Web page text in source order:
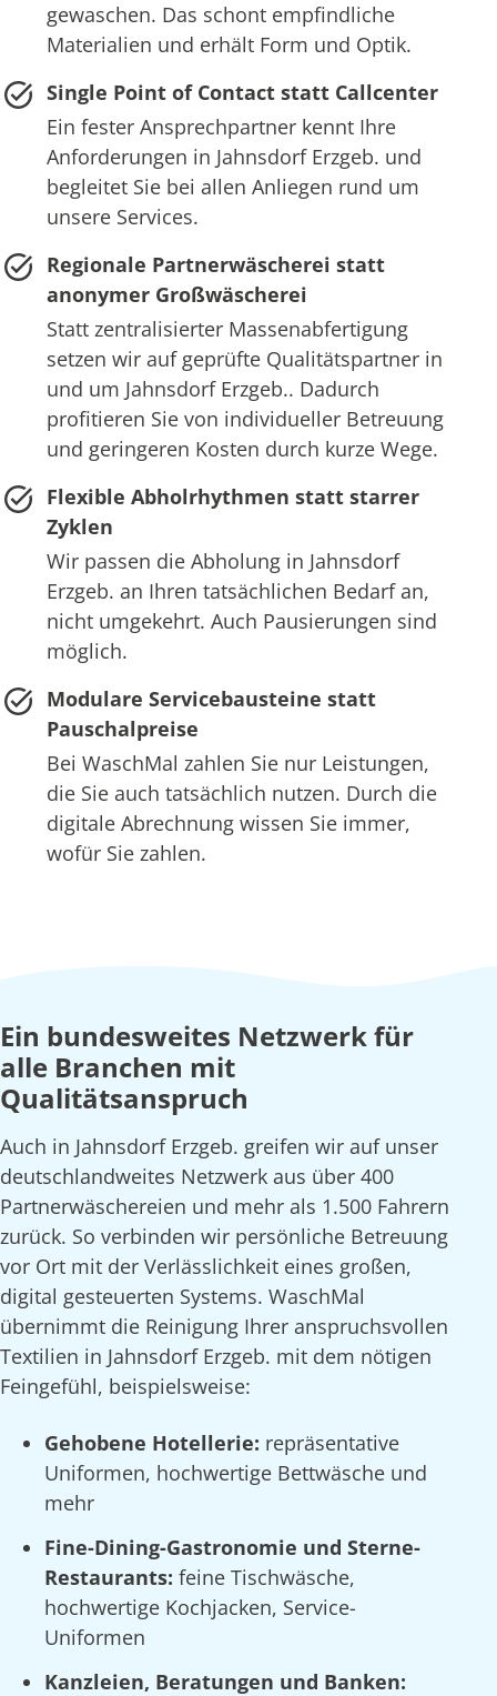
gewaschen. Das schont empfindliche
Materialien und erhält Form und Optik.
Single Point of Contact statt Callcenter
Ein fester Ansprechpartner kennt Ihre
Anforderungen in Jahnsdorf Erzgeb. und
begleitet Sie bei allen Anliegen rund um
unsere Services.
Regionale Partnerwäscherei statt
anonymer Großwäscherei
Statt zentralisierter Massenabfertigung
setzen wir auf geprüfte Qualitätspartner in
und um Jahnsdorf Erzgeb.. Dadurch
profitieren Sie von individueller Betreuung
und geringeren Kosten durch kurze Wege.
Flexible Abholrhythmen statt starrer
Zyklen
Wir passen die Abholung in Jahnsdorf
Erzgeb. an Ihren tatsächlichen Bedarf an,
nicht umgekehrt. Auch Pausierungen sind
möglich.
Modulare Servicebausteine statt
Pauschalpreise
Bei WaschMal zahlen Sie nur Leistungen,
die Sie auch tatsächlich nutzen. Durch die
digitale Abrechnung wissen Sie immer,
wofür Sie zahlen.
Ein bundesweites Netzwerk für
alle Branchen mit
Qualitätsanspruch
Auch in Jahnsdorf Erzgeb. greifen wir auf unser
deutschlandweites Netzwerk aus über 400
Partnerwäschereien und mehr als 1.500 Fahrern
zurück. So verbinden wir persönliche Betreuung
vor Ort mit der Verlässlichkeit eines großen,
digital gesteuerten Systems. WaschMal
übernimmt die Reinigung Ihrer anspruchsvollen
Textilien in Jahnsdorf Erzgeb. mit dem nötigen
Feingefühl, beispielsweise:
Gehobene Hotellerie: repräsentative
Uniformen, hochwertige Bettwäsche und
mehr
Fine-Dining-Gastronomie und Sterne-
Restaurants: feine Tischwäsche,
hochwertige Kochjacken, Service-
Uniformen
Kanzleien, Beratungen und Banken: